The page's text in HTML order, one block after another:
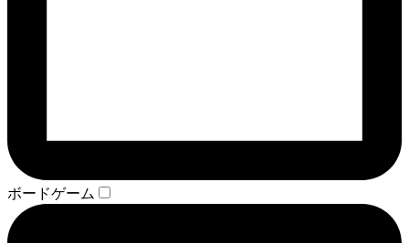
ボードゲーム